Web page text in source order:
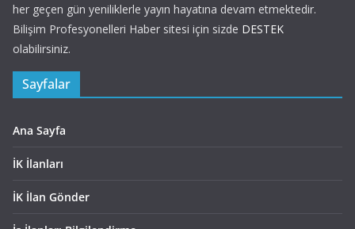
her geçen gün yeniliklerle yayın hayatına devam etmektedir.
Bilişim Profesyonelleri Haber sitesi için sizde DESTEK
olabilirsiniz.
Sayfalar
Ana Sayfa
İK İlanları
İK İlan Gönder